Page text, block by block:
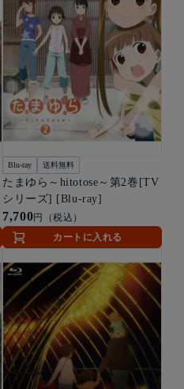
Blu-ray 送料無料
たまゆら～hitotose～第2巻[TV
シリーズ] [Blu-ray]
7,700円（税込）
カートに入れる